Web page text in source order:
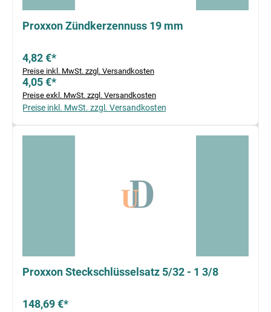
Proxxon Zündkerzennuss 19 mm
4,82 €*
Preise inkl. MwSt. zzgl. Versandkosten
4,05 €*
Preise exkl. MwSt. zzgl. Versandkosten
Preise inkl. MwSt. zzgl. Versandkosten
Proxxon Steckschlüsselsatz 5/32 - 1 3/8
148,69 €*